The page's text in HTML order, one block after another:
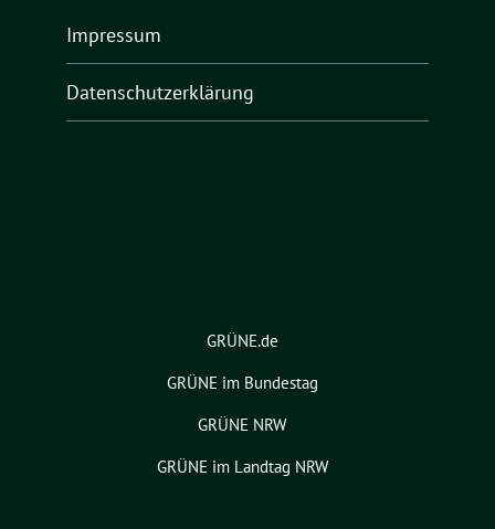
Impressum
Datenschutzerklärung
GRÜNE.de
GRÜNE im Bundestag
GRÜNE NRW
GRÜNE im Landtag NRW